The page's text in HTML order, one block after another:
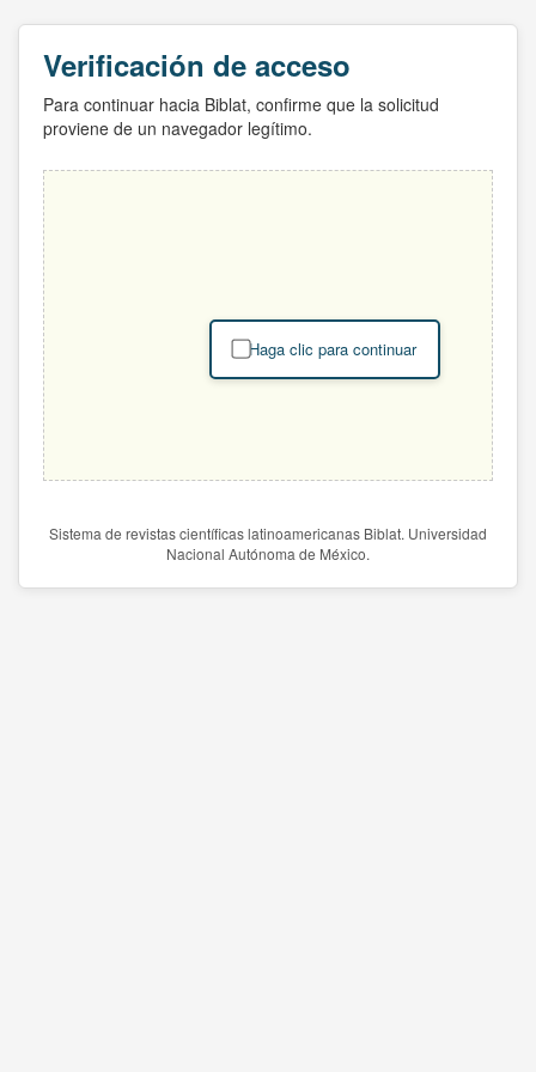
Verificación de acceso
Para continuar hacia Biblat, confirme que la solicitud
proviene de un navegador legítimo.
Haga clic para continuar
Sistema de revistas científicas latinoamericanas Biblat. Universidad
Nacional Autónoma de México.